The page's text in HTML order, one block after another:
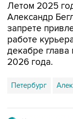
Летом 2025
Александр
запрете
работе
декабре глава
2026 года.
Петербург